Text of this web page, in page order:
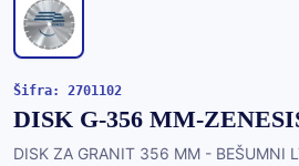
Šifra: 2701102
DISK G-356 MM-
DISK ZA GRANIT 356 MM - BEŠUMNI